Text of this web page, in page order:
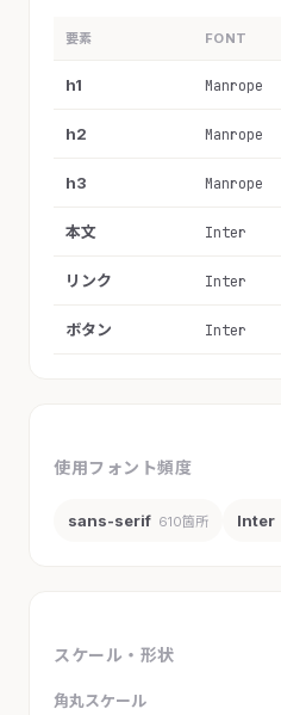
要素 FONT
h1 Manrope
h2 Manrope
h3 Manrope
本文 Inter
リンク Inter
ボタン Inter
使用フォント頻度
sans-serif 610箇所 Inter
スケール・形状
角丸スケール